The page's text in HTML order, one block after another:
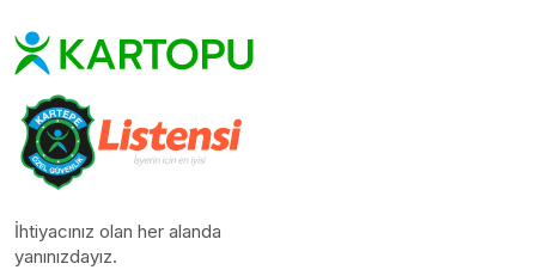
İhtiyacınız olan her alanda
yanınızdayız.